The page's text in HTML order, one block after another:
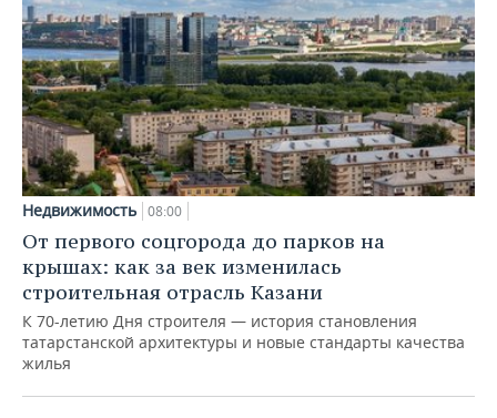
Недвижимость 08:00
От первого соцгорода до парков на
крышах: как за век изменилась
строительная отрасль Казани
К 70-летию Дня строителя — история становления
татарстанской архитектуры и новые стандарты качества
жилья